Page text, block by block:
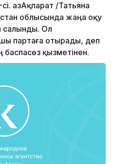
ҚазАқпарат /Татьяна
облысында жаңа оқу
салынды. Ол
партаға отырады, деп
баспасөз қызметінен.